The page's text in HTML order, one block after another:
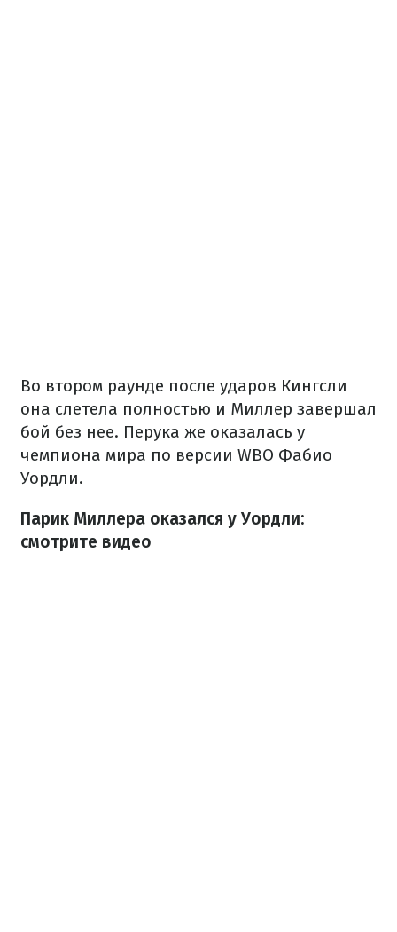
Во втором раунде после ударов Кингсли
она слетела полностью и Миллер завершал
бой без нее. Перука же оказалась у
чемпиона мира по версии WBO Фабио
Уордли.
Парик Миллера оказался у Уордли:
смотрите видео